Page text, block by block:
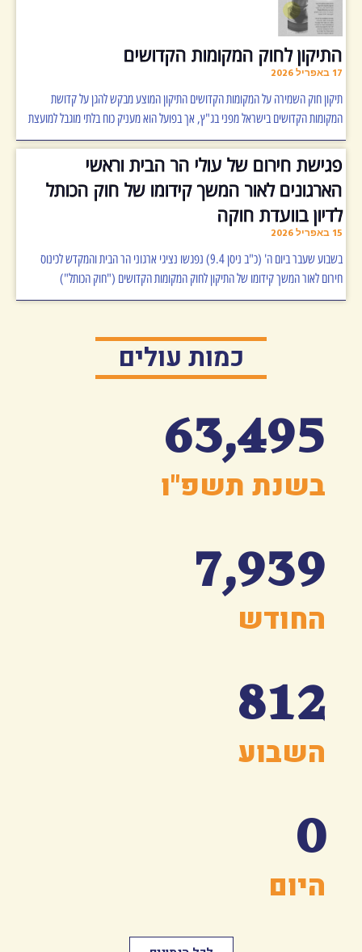
התיקון לחוק המקומות הקדושים
17 באפריל 2026
תיקון חוק השמירה על המקומות הקדושים התיקון המוצע מבקש להגן על קדושת
המקומות הקדושים בישראל מפני בג"ץ, אך בפועל הוא מעניק כוח בלתי מוגבל למועצת
פגישת חירום של עולי הר הבית וראשי
הארגונים לאור המשך קידומו של חוק הכותל
לדיון בוועדת חוקה
15 באפריל 2026
בשבוע שעבר ביום ה' (כ"ב ניסן 9.4) נפגשו נציגי ארגוני הר הבית והמקדש לכינוס
חירום לאור המשך קידומו של התיקון לחוק המקומות הקדושים ("חוק הכותל")
כמות עולים
63,495
בשנת תשפ"ו
7,939
החודש
812
השבוע
0
היום